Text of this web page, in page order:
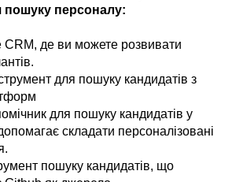
пошуку персоналу:
де ви можете розвивати
для пошуку кандидатів з
для пошуку кандидатів у
складати персоналізовані
пошуку кандидатів, що